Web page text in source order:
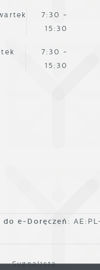
7:30 -
15:30
7:30 -
15:30
do e-Doręczeń:
Sygnalista
stronach
oraz